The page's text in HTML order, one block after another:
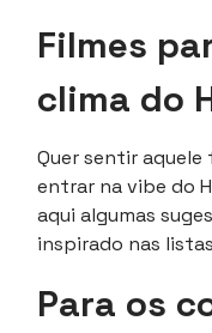
Filmes
clima do
Quer sentir
entrar na vibe do
aqui algumas
inspirado nas
Para os